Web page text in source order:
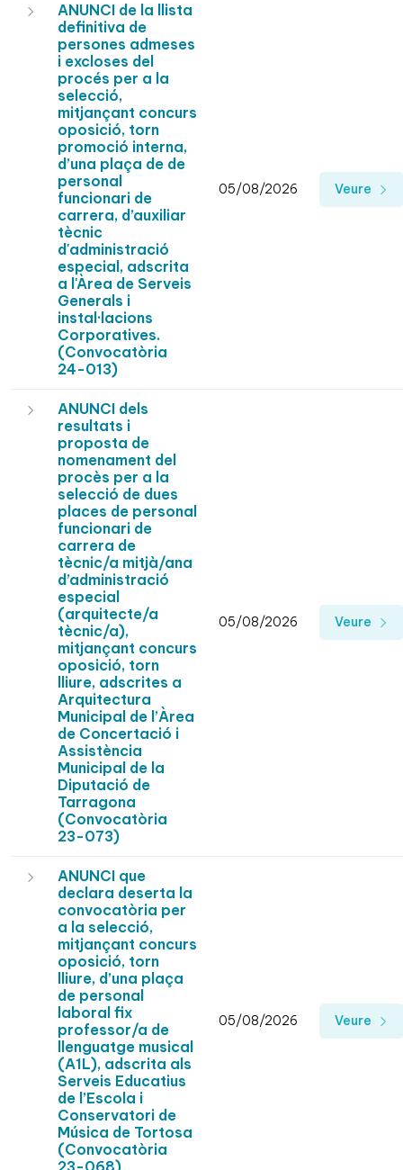
ANUNCI de la llista
definitiva de
persones admeses
i excloses del
procés per a la
selecció,
mitjançant concurs
oposició, torn
promoció interna,
d’una plaça de de
personal
funcionari de
carrera, d’auxiliar
tècnic
d'administració
especial, adscrita
a l'Àrea de Serveis
Generals i
instal·lacions
Corporatives.
(Convocatòria
24-013)
05/08/2026 Veure
ANUNCI dels
resultats i
proposta de
nomenament del
procès per a la
selecció de dues
places de personal
funcionari de
carrera de
tècnic/a mitjà/ana
d’administració
especial
(arquitecte/a
tècnic/a),
mitjançant concurs
oposició, torn
lliure, adscrites a
Arquitectura
Municipal de l’Àrea
de Concertació i
Assistència
Municipal de la
Diputació de
Tarragona
(Convocatòria
23-073)
05/08/2026 Veure
ANUNCI que
declara deserta la
convocatòria per
a la selecció,
mitjançant concurs
oposició, torn
lliure, d’una plaça
de personal
laboral fix
professor/a de
llenguatge musical
(A1L), adscrita als
Serveis Educatius
de l’Escola i
Conservatori de
Música de Tortosa
(Convocatòria
05/08/2026 Veure